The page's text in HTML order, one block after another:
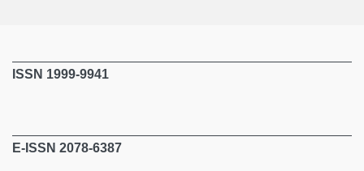
ISSN 1999-9941
E-ISSN 2078-6387